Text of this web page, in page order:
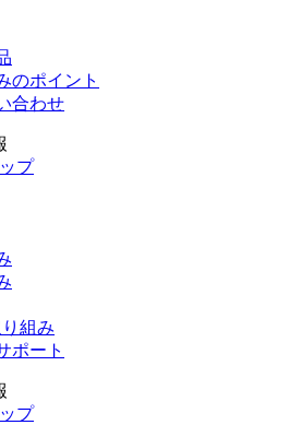
のポイント
合わせ
プ
組み
ポート
プ